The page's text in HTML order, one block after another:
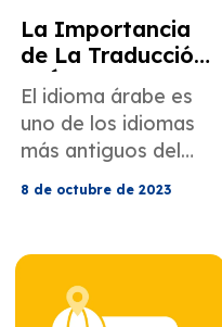
La Importancia
de La Traducción
al Árabe
El idioma árabe es
uno de los idiomas
más antiguos del
cómo debe ser una
traducción al árabe
profesional.
8 de octubre de 2023